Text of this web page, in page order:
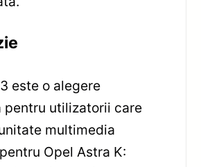
este o alegere
pentru utilizatorii care
multimedia
Opel Astra K: